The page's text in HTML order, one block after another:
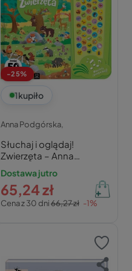
-25%
1kupiło
Anna Podgórska,
Słuchaj i oglądaj!
Zwierzęta – Anna
Podgórska
Dostawa jutro
Cena z 30 dni66,27 zł -1%
65,24 zł